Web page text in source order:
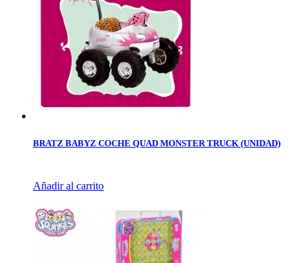
BRATZ BABYZ COCHE QUAD MONSTER TRUCK (UNIDAD)
Añadir al carrito